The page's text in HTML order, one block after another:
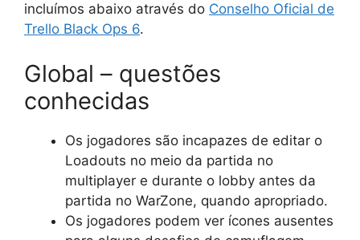
incluímos abaixo através do Conselho Oficial de
Trello Black Ops 6.
Global – questões
conhecidas
Os jogadores são incapazes de editar o
Loadouts no meio da partida no
multiplayer e durante o lobby antes da
partida no WarZone, quando apropriado.
Os jogadores podem ver ícones ausentes